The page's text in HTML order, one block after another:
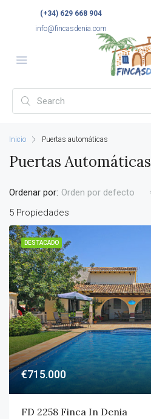
(+34) 629 668 904
info@fincasdenia.com
Inicio Puertas automáticas
Puertas Automáticas
5 Propiedades
Ordenar por: Orden por defecto
DESTACADO
€715.000
FD 2258 Finca In Denia